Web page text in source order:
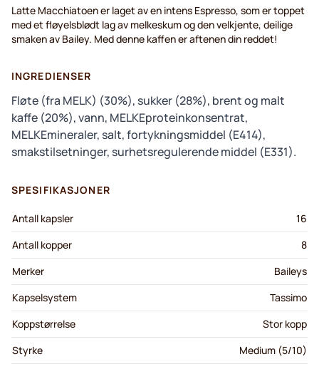
Latte Macchiatoen er laget av en intens Espresso, som er toppet
med et fløyelsblødt lag av melkeskum og den velkjente, deilige
smaken av Bailey. Med denne kaffen er aftenen din reddet!
INGREDIENSER
Fløte (fra MELK) (30%), sukker (28%), brent og malt
kaffe (20%), vann, MELKEproteinkonsentrat,
MELKEmineraler, salt, fortykningsmiddel (E414),
smakstilsetninger, surhetsregulerende middel (E331).
SPESIFIKASJONER
Antall kapsler
16
Antall kopper
8
Merker
Baileys
Kapselsystem
Tassimo
Koppstørrelse
Stor kopp
Styrke
Medium (5/10)